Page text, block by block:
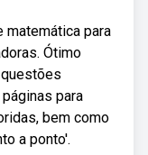
matemática para
Ótimo
para
bem como
a ponto'.